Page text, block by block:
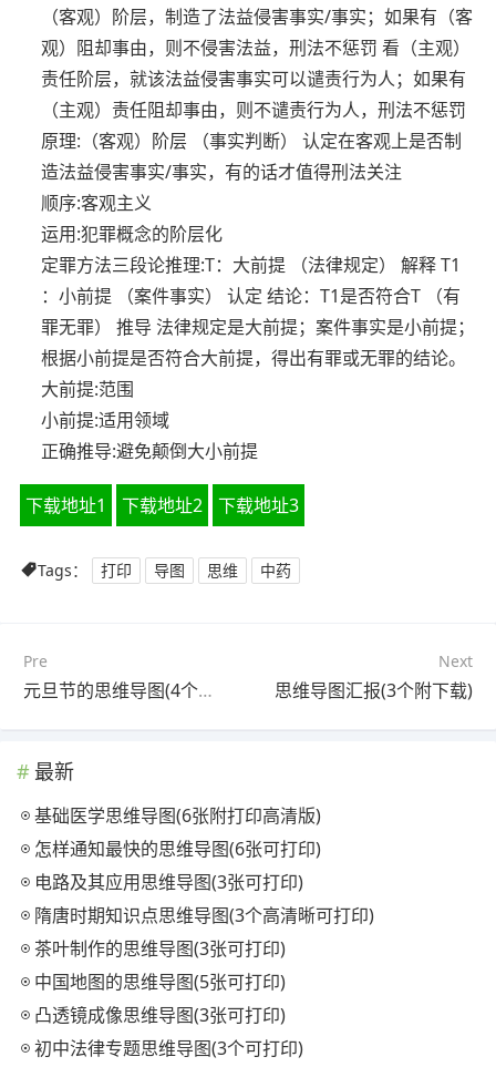
（客观）阶层，制造了法益侵害事实/事实；如果有（客
观）阻却事由，则不侵害法益，刑法不惩罚 看（主观）
责任阶层，就该法益侵害事实可以谴责行为人；如果有
（主观）责任阻却事由，则不谴责行为人，刑法不惩罚
原理:（客观）阶层 （事实判断） 认定在客观上是否制
造法益侵害事实/事实，有的话才值得刑法关注
顺序:客观主义
运用:犯罪概念的阶层化
定罪方法三段论推理:T：大前提 （法律规定） 解释 T1
：小前提 （案件事实） 认定 结论：T1是否符合T （有
罪无罪） 推导 法律规定是大前提；案件事实是小前提；
根据小前提是否符合大前提，得出有罪或无罪的结论。
大前提:范围
小前提:适用领域
正确推导:避免颠倒大小前提
下载地址1 下载地址2 下载地址3
Tags： 打印 导图 思维 中药
Pre
元旦节的思维导图(4个精选版)
Next
思维导图汇报(3个附下载)
最新
基础医学思维导图(6张附打印高清版)
怎样通知最快的思维导图(6张可打印)
电路及其应用思维导图(3张可打印)
隋唐时期知识点思维导图(3个高清晰可打印)
茶叶制作的思维导图(3张可打印)
中国地图的思维导图(5张可打印)
凸透镜成像思维导图(3张可打印)
初中法律专题思维导图(3个可打印)